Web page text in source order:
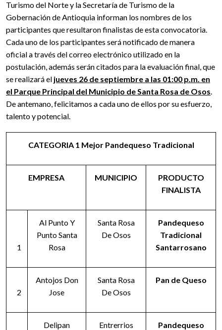
Turismo del Norte y la Secretaría de Turismo de la
Gobernación de Antioquia informan los nombres de los
participantes que resultaron finalistas de esta convocatoria.
Cada uno de los participantes será notificado de manera
oficial a través del correo electrónico utilizado en la
postulación, además serán citados para la evaluación final, que
se realizará el jueves 26 de septiembre a las 01:00 p.m. en
el Parque Principal del Municipio de Santa Rosa de Osos
De antemano, felicitamos a cada uno de ellos por su esfuerzo,
talento y potencial.
CATEGORIA 1 Mejor Pandequeso Tradicional
EMPRESA MUNICIPIO
PRODUCTO
FINALISTA
1
Al Punto Y
Punto Santa
Rosa
Santa Rosa
De Osos
Pandequeso
Tradicional
Santarrosano
2
Antojos Don
Jose
Santa Rosa
De Osos
Pan de Queso
Delipan
Entrerrios Pandequeso